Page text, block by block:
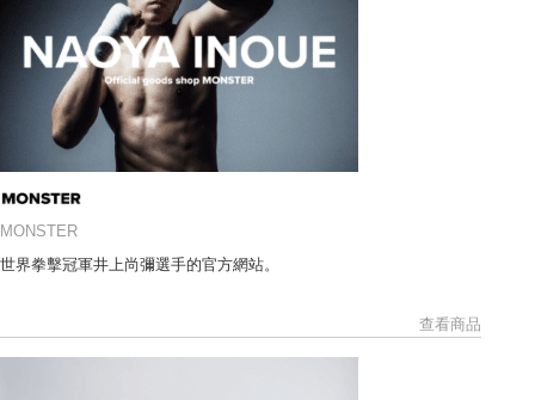
MONSTER
世界拳擊冠軍井上尚彌選手的官方網站。
查看商品